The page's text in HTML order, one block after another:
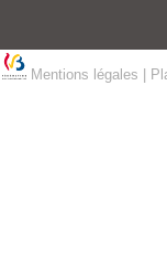
Mentions légales